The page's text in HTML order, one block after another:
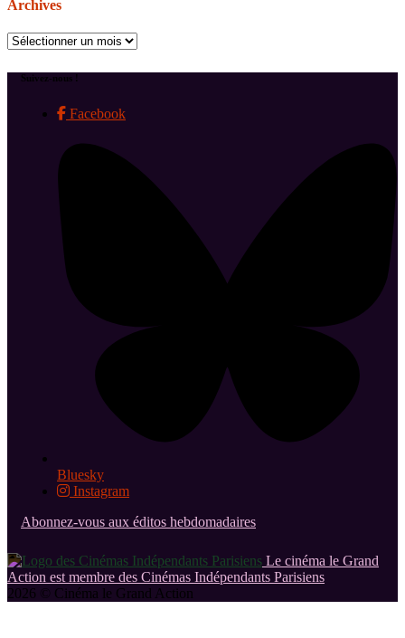
Archives
Archives
Suivez-nous !
Facebook
Bluesky
Instagram
Abonnez-vous aux éditos hebdomadaires
Le cinéma le Grand
Action est membre des Cinémas Indépendants Parisiens
2026 © Cinéma le Grand Action